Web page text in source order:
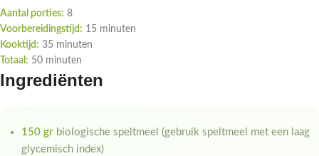
Aantal porties: 8
Voorbereidingstijd: 15 minuten
Kooktijd: 35 minuten
Totaal: 50 minuten
Ingrediënten
150 gr biologische speltmeel (gebruik speltmeel met een laag
glycemisch index)